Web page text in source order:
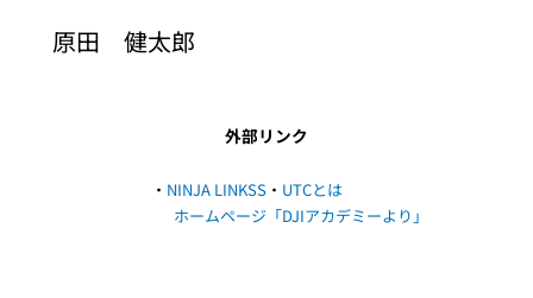
原田 健太郎
外部リンク
・ NINJA LINKSS
ホームページ
・ UTCとは
「DJIアカデミーより」